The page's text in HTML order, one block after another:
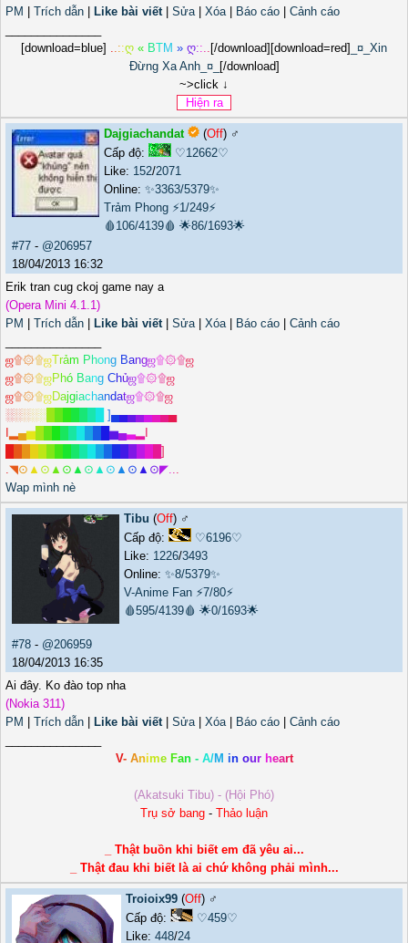
PM
Trích dẫn Like bài viết| Sửa| Xóa| Báo cáo
Cảnh cáo
[download=blue] ..::ღ « BTM » ღ::.. [/download][download=red]
_¤_Xin
Đừng Xa Anh_¤_ [/download]
~>click ↓
Dajgiachandat (Off) ♂️
Cấp độ:
♡12662♡
Like: 152/2071
Online: ✨3363/5379✨
Trảm Phong ⚡1/249⚡
🩸106/4139🩸 🌟86/1693🌟
#77 - @206957
18/04/2013 16:32
Erik tran cug ckoj game nay a
(Opera Mini 4.1.1)
PM
Trích dẫn Like bài viết| Sửa| Xóa| Báo cáo
Cảnh cáo
ஜ۩۞۩ஜTrảm P hong Bangஜ۩۞۩ஜ
ஜ۩۞۩ஜP hó Bang Chủஜ۩۞۩ஜ
ஜ۩۞۩ஜDajgiac handatஜ۩۞۩ஜ
░░░░░ ]▄▄▄▄▄▄▄▄
▂▄▅ ▅▄▃▂
]
.◥⊙ ▲ ⊙ ▲ ⊙ ▲ ⊙ ▲ ⊙ ▲ ⊙ ▲ ⊙◤...
Wap mình nè
Tibu (Off) ♂️
Cấp độ:
♡6196♡
Like: 1226/3493
Online: ✨8/5379✨
V-Anime Fan ⚡7/80⚡
🩸595/4139🩸 🌟0/1693🌟
#78 - @206959
18/04/2013 16:35
Ai đây. Ko đào top nha
(Nokia 311)
PM
Trích dẫn Like bài viết| Sửa| Xóa| Báo cáo
Cảnh cáo
V- Anime Fan - A/M in our heart
(Akatsuki Tibu) - (Hội Phó)
Trụ sở bang - Thảo luận
_ Thật buồn khi biết em đã yêu ai...
_ Thật đau khi biết là ai chứ không phải mình...
Troioix99 (Off) ♂️
Cấp độ:
♡459♡
Like: 448/24